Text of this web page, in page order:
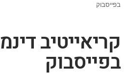
בפייסבוק
קריאייטיב
בפייסבוק